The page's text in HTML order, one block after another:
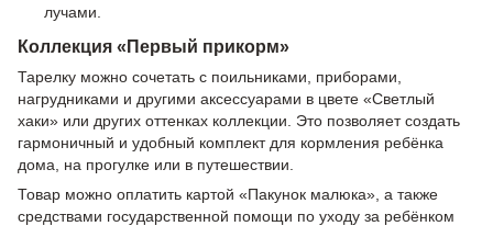
лучами.
Коллекция «Первый прикорм»
Тарелку можно сочетать с поильниками, приборами,
нагрудниками и другими аксессуарами в цвете «Светлый
хаки» или других оттенках коллекции. Это позволяет создать
гармоничный и удобный комплект для кормления ребёнка
дома, на прогулке или в путешествии.
Товар можно оплатить картой «Пакунок малюка», а также
средствами государственной помощи по уходу за ребёнком